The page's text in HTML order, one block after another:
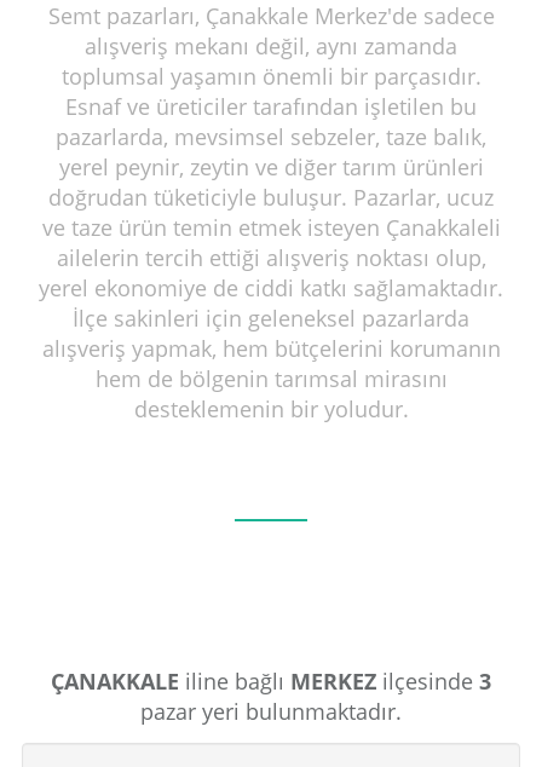
Semt pazarları, Çanakkale Merkez'de sadece
alışveriş mekanı değil, aynı zamanda
toplumsal yaşamın önemli bir parçasıdır.
Esnaf ve üreticiler tarafından işletilen bu
pazarlarda, mevsimsel sebzeler, taze balık,
yerel peynir, zeytin ve diğer tarım ürünleri
doğrudan tüketiciyle buluşur. Pazarlar, ucuz
ve taze ürün temin etmek isteyen Çanakkaleli
ailelerin tercih ettiği alışveriş noktası olup,
yerel ekonomiye de ciddi katkı sağlamaktadır.
İlçe sakinleri için geleneksel pazarlarda
alışveriş yapmak, hem bütçelerini korumanın
hem de bölgenin tarımsal mirasını
desteklemenin bir yoludur.
ÇANAKKALE iline bağlı MERKEZ ilçesinde 3
pazar yeri bulunmaktadır.